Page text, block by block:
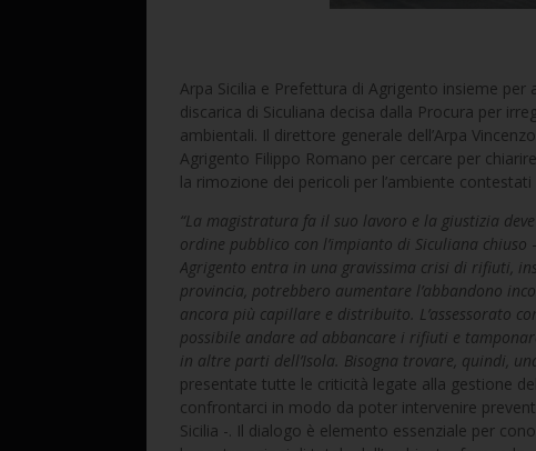
Arpa Sicilia e Prefettura di Agrigento insieme per
discarica di Siculiana decisa dalla Procura per
ambientali. Il direttore generale dell’Arpa
Agrigento Filippo Romano per cercare per
la rimozione dei pericoli per l’ambiente contestati
“La magistratura fa il suo lavoro e la giustizia
ordine pubblico con l’impianto di Siculiana chiuso
Agrigento entra in una gravissima crisi di rifiuti,
provincia, potrebbero aumentare l’abbandono
ancora più capillare e distribuito. L’assessorato
possibile andare ad abbancare i rifiuti e
in altre parti dell’Isola. Bisogna trovare, quindi,
presentate tutte le criticità legate alla gestione
confrontarci in modo da poter intervenire
Sicilia -. Il dialogo è elemento essenziale per